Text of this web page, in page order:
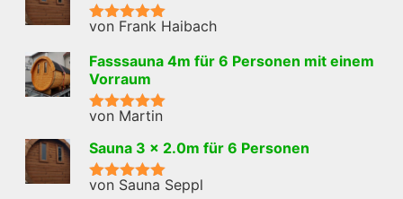
Bewertet mit
von Frank Haibach
Fasssauna 4m für 6 Personen mit einem
Vorraum
Bewertet mit
von Martin
Sauna 3 x 2.0m für 6 Personen
Bewertet mit
von Sauna Seppl